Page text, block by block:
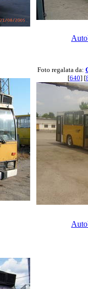
Foto regalata da:
[640] [